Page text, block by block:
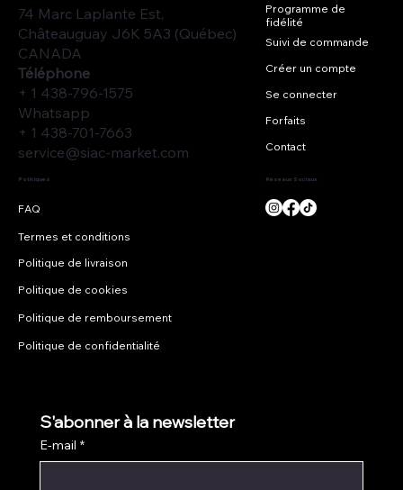
74 Marc Laplante Est,
Châteauguay J6K 5A3 (Québec)
CANADA
Téléphone
+ 1 438-796-1575
Whatsapp
+ 1 438-701-7663
service@siac-market.com
Programme de
fidélité
Suivi de commande
Créer un compte
Se connecter
Forfaits
Contact
Politiques
Termes et conditions
Politique de livraison
Politique de cookies
Politique de remboursement
Politique de confidentialité
Réseaux Sociaux
S'abonner à la newsletter
E-mail *